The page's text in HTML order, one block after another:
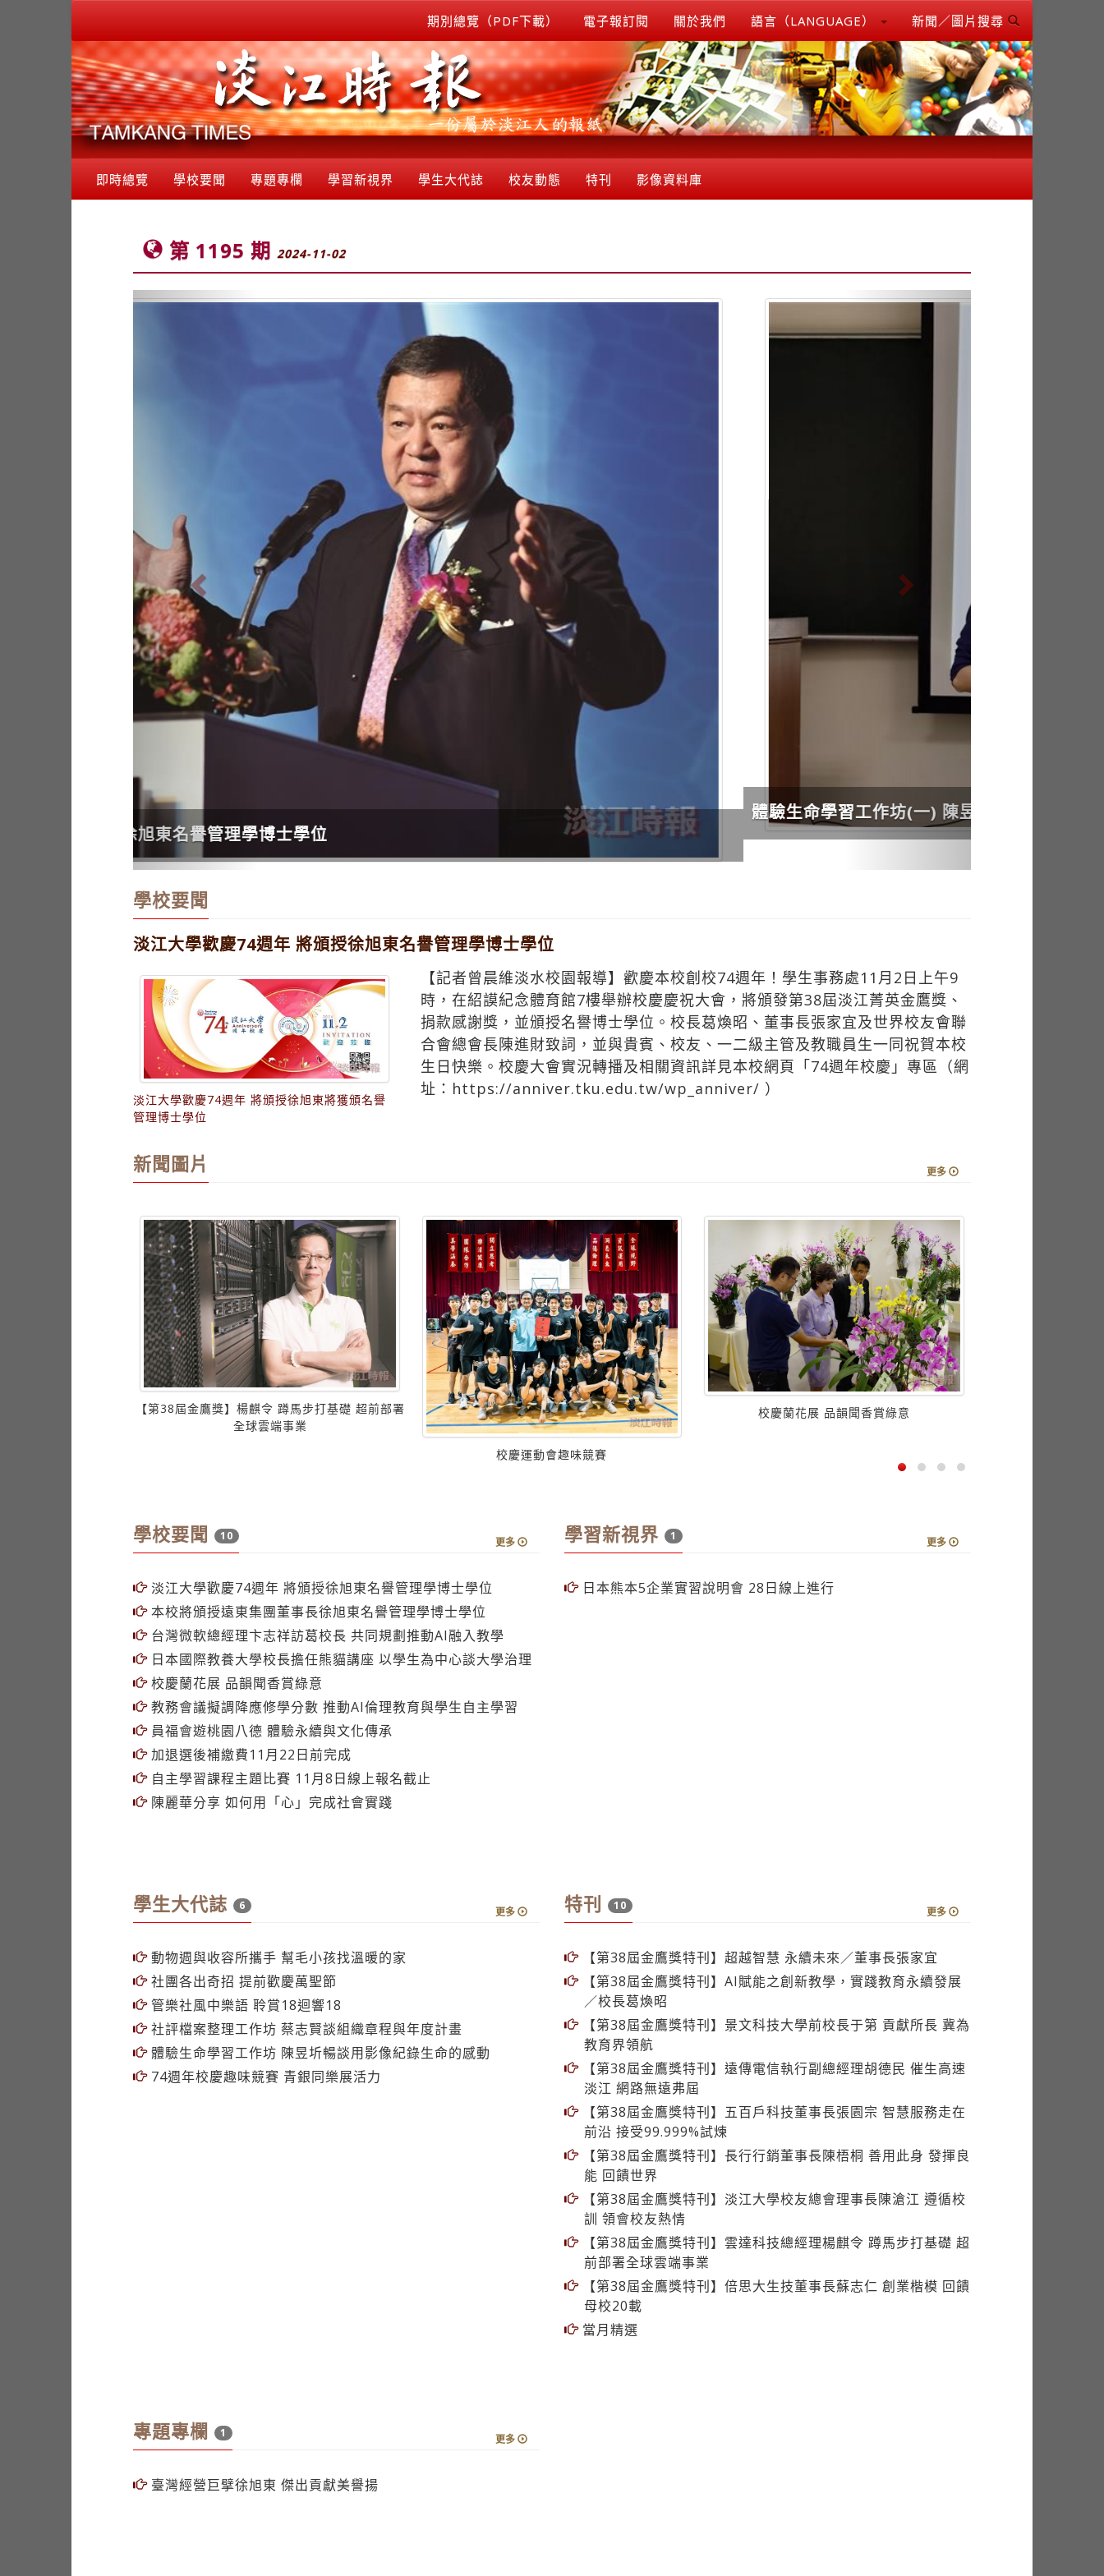
期別總覽（PDF下載） 電子報訂閱 關於我們 語言（LANGUAGE） 新聞／圖片搜尋
即時總覽 學校要聞 專題專欄 學習新視界 學生大代誌 校友動態 特刊 影像資料庫
第 1195 期 2024-11-02
體驗生命學習工作坊(一) 陳昱圻主講「用影像紀錄生命的感動」
Previous Next
學校要聞
淡江大學歡慶74週年 將頒授徐旭東名譽管理學博士學位
淡江大學歡慶74週年 將頒授徐旭東將獲頒名譽
管理博士學位
【記者曾晨維淡水校園報導】歡慶本校創校74週年！學生事務處11月2日上午9
時，在紹謨紀念體育館7樓舉辦校慶慶祝大會，將頒發第38屆淡江菁英金鷹獎、
捐款感謝獎，並頒授名譽博士學位。校長葛煥昭、董事長張家宜及世界校友會聯
合會總會長陳進財致詞，並與貴賓、校友、一二級主管及教職員生一同祝賀本校
生日快樂。校慶大會實況轉播及相關資訊詳見本校網頁「74週年校慶」專區（網
址：https://anniver.tku.edu.tw/wp_anniver/ ）
【第38屆金鷹獎】楊麒令 蹲馬步打基礎 超前部署
全球雲端事業
校慶運動會趣味競賽
校慶蘭花展 品韻聞香賞綠意
淡江大學歡慶74週年 將頒授徐旭東名譽管理學博士學位
本校將頒授遠東集團董事長徐旭東名譽管理學博士學位
台灣微軟總經理卞志祥訪葛校長 共同規劃推動AI融入教學
日本國際教養大學校長擔任熊貓講座 以學生為中心談大學治理
校慶蘭花展 品韻聞香賞綠意
教務會議擬調降應修學分數 推動AI倫理教育與學生自主學習
員福會遊桃園八德 體驗永續與文化傳承
加退選後補繳費11月22日前完成
自主學習課程主題比賽 11月8日線上報名截止
陳麗華分享 如何用「心」完成社會實踐
日本熊本5企業實習說明會 28日線上進行
動物週與收容所攜手 幫毛小孩找溫暖的家
社團各出奇招 提前歡慶萬聖節
管樂社風中樂語 聆賞18迴響18
社評檔案整理工作坊 蔡志賢談組織章程與年度計畫
體驗生命學習工作坊 陳昱圻暢談用影像紀錄生命的感動
74週年校慶趣味競賽 青銀同樂展活力
【第38屆金鷹獎特刊】超越智慧 永續未來／董事長張家宜
【第38屆金鷹獎特刊】AI賦能之創新教學，實踐教育永續發展
／校長葛煥昭
【第38屆金鷹獎特刊】景文科技大學前校長于第 貢獻所長 冀為
教育界領航
【第38屆金鷹獎特刊】遠傳電信執行副總經理胡德民 催生高速
淡江 網路無遠弗屆
【第38屆金鷹獎特刊】五百戶科技董事長張園宗 智慧服務走在
前沿 接受99.999%試煉
【第38屆金鷹獎特刊】長行行銷董事長陳梧桐 善用此身 發揮良
能 回饋世界
【第38屆金鷹獎特刊】淡江大學校友總會理事長陳滄江 遵循校
訓 領會校友熱情
【第38屆金鷹獎特刊】雲達科技總經理楊麒令 蹲馬步打基礎 超
前部署全球雲端事業
【第38屆金鷹獎特刊】倍思大生技董事長蘇志仁 創業楷模 回饋
母校20載
當月精選
臺灣經營巨擘徐旭東 傑出貢獻美譽揚